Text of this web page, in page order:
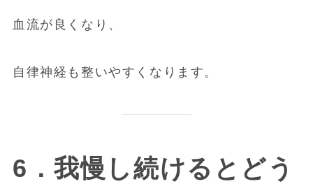
血流が良くなり、
自律神経も整いやすくなります。
6．我慢し続けるとどう